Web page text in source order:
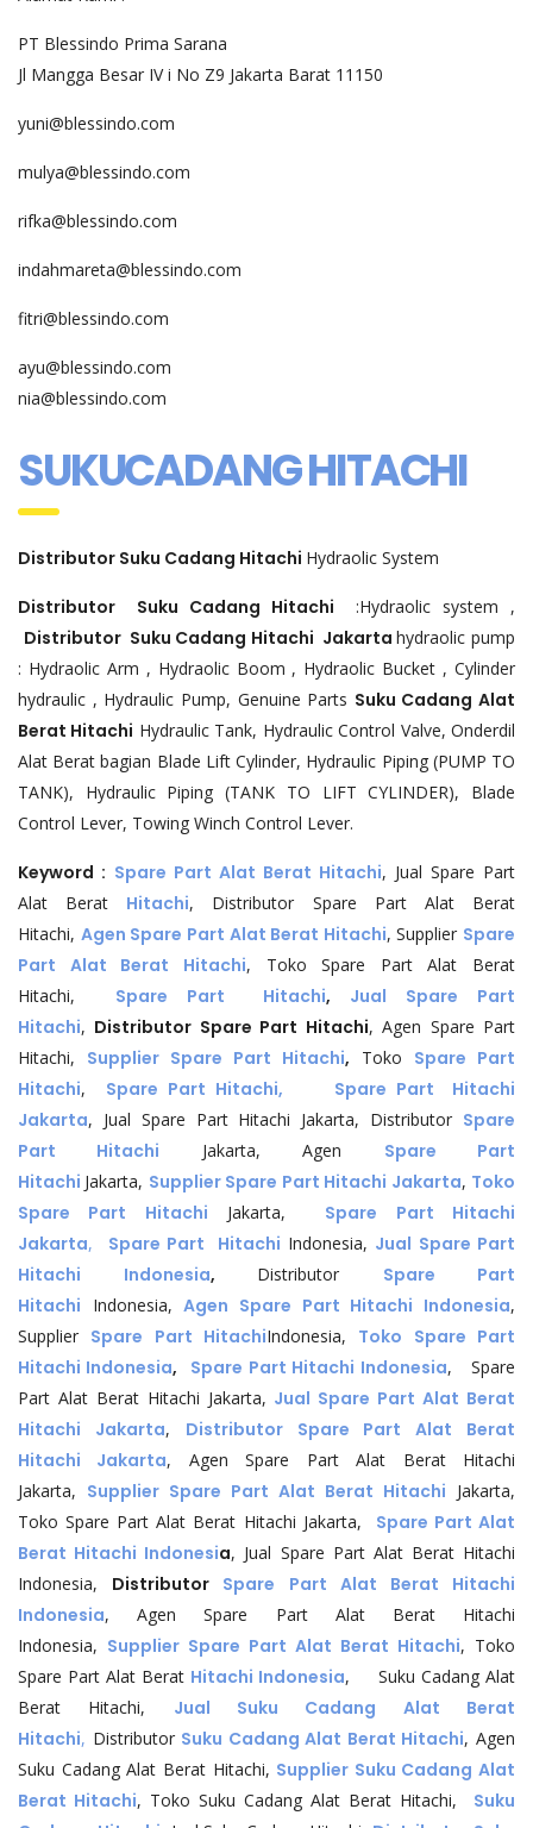
PT Blessindo Prima Sarana
Jl Mangga Besar IV i No Z9 Jakarta Barat 11150
yuni@blessindo.com
mulya@blessindo.com
rifka@blessindo.com
indahmareta@blessindo.com
fitri@blessindo.com
ayu@blessindo.com
nia@blessindo.com
SUKUCADANG HITACHI
Distributor Suku Cadang Hitachi Hydraolic System
Distributor Suku Cadang Hitachi :Hydraolic system ,
Distributor Suku Cadang Hitachi Jakartahydraolic pump
: Hydraolic Arm , Hydraolic Boom , Hydraolic Bucket , Cylinder
hydraulic , Hydraulic Pump, Genuine Parts Suku Cadang Alat
Berat Hitachi Hydraulic Tank, Hydraulic Control Valve, Onderdil
Alat Berat bagian Blade Lift Cylinder, Hydraulic Piping (PUMP TO
TANK), Hydraulic Piping (TANK TO LIFT CYLINDER), Blade
Control Lever, Towing Winch Control Lever.
Keyword : Spare Part Alat Berat Hitachi, Jual Spare Part
Alat Berat Hitachi, Distributor Spare Part Alat Berat
Hitachi, Agen Spare Part Alat Berat Hitachi, Supplier Spare
Part Alat Berat Hitachi, Toko Spare Part Alat Berat
Hitachi, Spare Part Hitachi, Jual Spare Part
Hitachi, Distributor Spare Part Hitachi, Agen Spare Part
Hitachi, Supplier Spare Part Hitachi, Toko Spare Part
Hitachi, Spare Part Hitachi,
Spare Part Hitachi
Jakarta, Jual Spare Part Hitachi Jakarta, Distributor Spare
Part Hitachi Jakarta, Agen Spare Part
Hitachi Jakarta, Supplier Spare Part Hitachi Jakarta, Toko
Spare Part Hitachi Jakarta, Spare Part Hitachi
Jakarta, Spare Part Hitachi Indonesia, Jual Spare Part
Hitachi Indonesia, Distributor Spare Part
Hitachi Indonesia,Agen Spare Part Hitachi Indonesia,
Supplier Spare Part HitachiIndonesia, Toko Spare Part
Hitachi Indonesia, Spare Part Hitachi Indonesia, Spare
Part Alat Berat Hitachi Jakarta, Jual Spare Part Alat Berat
Hitachi Jakarta, Distributor Spare Part Alat Berat
Hitachi Jakarta, Agen Spare Part Alat Berat Hitachi
Jakarta, Supplier Spare Part Alat Berat Hitachi Jakarta,
Toko Spare Part Alat Berat Hitachi Jakarta, Spare Part Alat
Berat Hitachi Indonesia, Jual Spare Part Alat Berat Hitachi
Indonesia, Distributor Spare Part Alat Berat Hitachi
Indonesia, Agen Spare Part Alat Berat Hitachi
Indonesia, Supplier Spare Part Alat Berat Hitachi, Toko
Spare Part Alat Berat Hitachi Indonesia, Suku Cadang Alat
Berat Hitachi, Jual Suku Cadang Alat Berat
Hitachi, Distributor Suku Cadang Alat Berat Hitachi, Agen
Suku Cadang Alat Berat Hitachi, Supplier Suku Cadang Alat
Berat Hitachi, Toko Suku Cadang Alat Berat Hitachi,
Suku